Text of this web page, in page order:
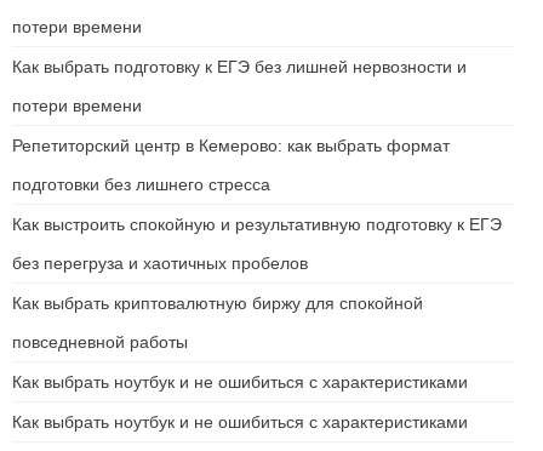
потери времени
Как выбрать подготовку к ЕГЭ без лишней нервозности и
потери времени
Репетиторский центр в Кемерово: как выбрать формат
подготовки без лишнего стресса
Как выстроить спокойную и результативную подготовку к ЕГЭ
без перегруза и хаотичных пробелов
Как выбрать криптовалютную биржу для спокойной
повседневной работы
Как выбрать ноутбук и не ошибиться с характеристиками
Как выбрать ноутбук и не ошибиться с характеристиками